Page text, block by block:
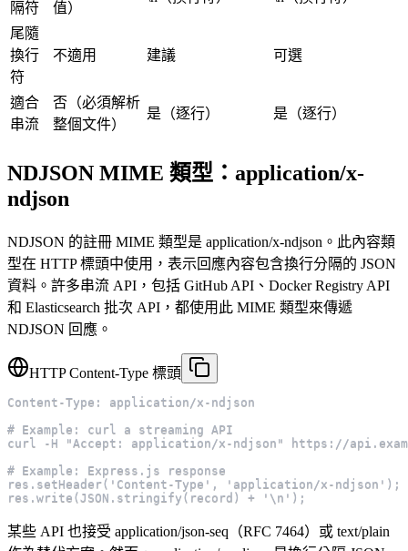
隔符
值）
尾隨
換行
符
不適用 建議 可選
適合
串流
否（必須解析
整個文件）
是（逐行） 是（逐行）
NDJSON MIME 類型：application/x-
ndjson
NDJSON 的註冊 MIME 類型是 application/x-ndjson。此內容類
型在 HTTP 標頭中使用，表示回應內容包含換行分隔的 JSON
資料。許多串流 API，包括 GitHub API、Docker Registry API
和 Elasticsearch 批次 API，都使用此 MIME 類型來傳遞
NDJSON 回應。
HTTP Content-Type 標頭
Content-Type: application/x-ndjson
# Example: curl a streaming API
curl -H "Accept: application/x-ndjson" https://
# Example: Express.js response
res.setHeader('Content-Type', 'application/x-ndjson');
res.write(JSON.stringify(record) + '\n');
某些 API 也接受 application/json-seq（RFC 7464）或 text/plain